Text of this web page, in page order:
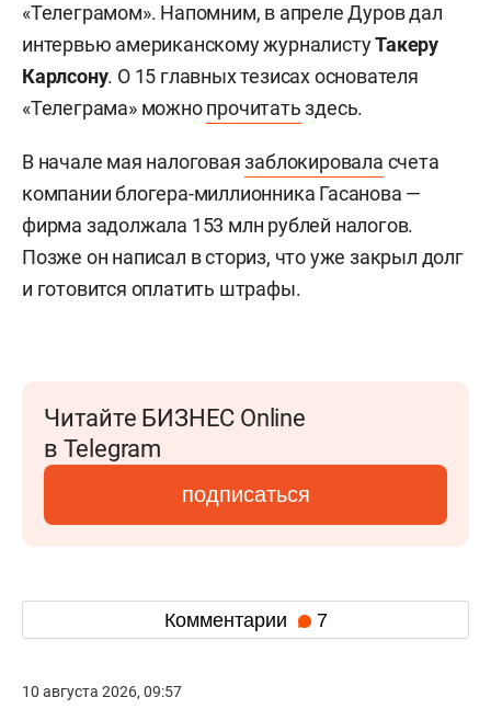
«Телеграмом». Напомним, в апреле Дуров дал
интервью американскому журналистуТакеру
Карлсону. О 15 главных тезисах основателя
«Телеграма» можнопрочитатьздесь.
В начале мая налоговаязаблокировала счета
компании блогера-миллионника Гасанова —
фирма задолжала 153 млн рублей налогов.
Позже он написал в сториз, что уже закрыл долг
и готовится оплатить штрафы.
Читайте БИЗНЕС Online
в Telegram
подписаться
Комментарии 7
10 августа 2026, 09:57